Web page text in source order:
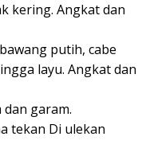
kering. Angkat dan
putih, cabe
layu. Angkat dan
garam.
tekan Di ulekan